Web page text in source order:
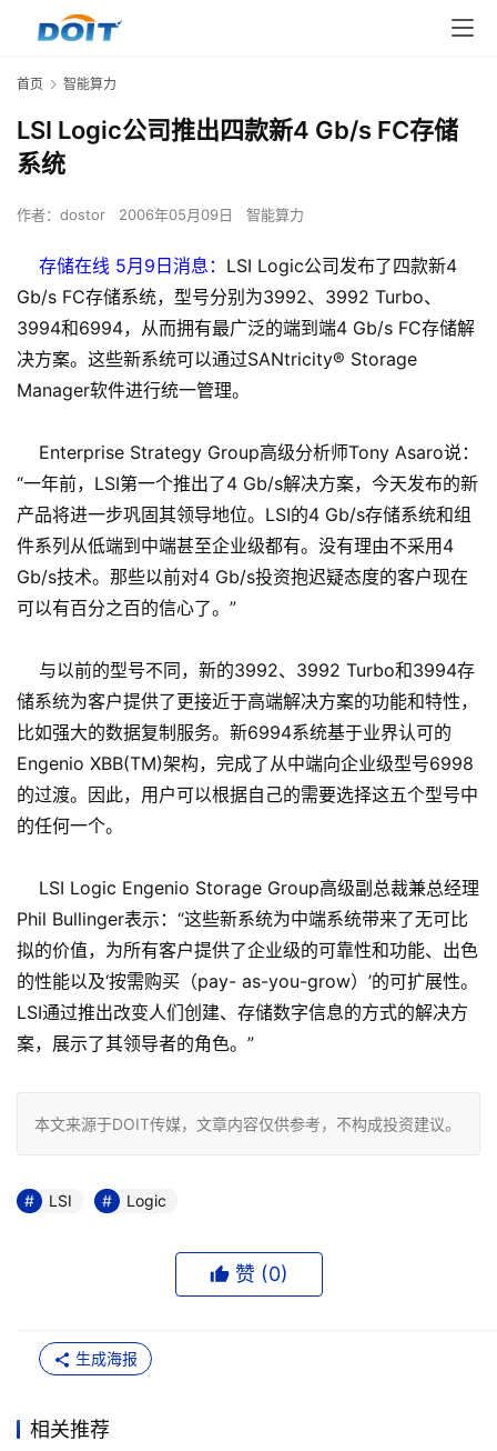
首页 智能算力
LSI Logic公司推出四款新4 Gb/s FC存储
系统
作者： dostor 2006年05月09日 智能算力
存储在线 5月9日消息： LSI Logic公司发布了四款新4
Gb/s FC存储系统，型号分别为3992、3992 Turbo、
3994和6994，从而拥有最广泛的端到端4 Gb/s FC存储解
决方案。这些新系统可以通过SANtricity® Storage
Manager软件进行统一管理。
Enterprise Strategy Group高级分析师Tony Asaro说：
“一年前，LSI第一个推出了4 Gb/s解决方案，今天发布的新
产品将进一步巩固其领导地位。LSI的4 Gb/s存储系统和组
件系列从低端到中端甚至企业级都有。没有理由不采用4
Gb/s技术。那些以前对4 Gb/s投资抱迟疑态度的客户现在
可以有百分之百的信心了。”
与以前的型号不同，新的3992、3992 Turbo和3994存
储系统为客户提供了更接近于高端解决方案的功能和特性，
比如强大的数据复制服务。新6994系统基于业界认可的
Engenio XBB(TM)架构，完成了从中端向企业级型号6998
的过渡。因此，用户可以根据自己的需要选择这五个型号中
的任何一个。
LSI Logic Engenio Storage Group高级副总裁兼总经理
Phil Bullinger表示：“这些新系统为中端系统带来了无可比
拟的价值，为所有客户提供了企业级的可靠性和功能、出色
的性能以及‘按需购买（pay- as-you-grow）’的可扩展性。
LSI通过推出改变人们创建、存储数字信息的方式的解决方
案，展示了其领导者的角色。”
本文来源于DOIT传媒，文章内容仅供参考，不构成投资建议。
LSI Logic
赞 (0)
生成海报
相关推荐